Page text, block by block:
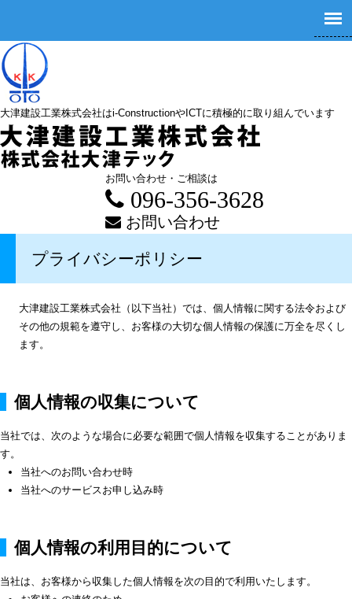
大津建設工業株式会社はi-ConstructionやICTに積極的に取り組んでいます
お問い合わせ・ご相談は
096-356-3628
お問い合わせ
プライバシーポリシー
大津建設工業株式会社（以下当社）では、個人情報に関する法令および
その他の規範を遵守し、お客様の大切な個人情報の保護に万全を尽くし
ます。
個人情報の収集について
当社では、次のような場合に必要な範囲で個人情報を収集することがありま
す。
当社へのお問い合わせ時
当社へのサービスお申し込み時
個人情報の利用目的について
当社は、お客様から収集した個人情報を次の目的で利用いたします。